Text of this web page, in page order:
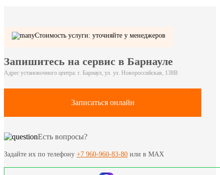
Стоимость услуги: уточняйте у менеджеров
Запишитесь на сервис в Барнауле
Адрес установочного центра: г. Барнаул, ул. ул. Новороссийская, 138В
Записаться онлайн
Есть вопросы?
Задайте их по телефону +7 960-960-83-80 или в MAX